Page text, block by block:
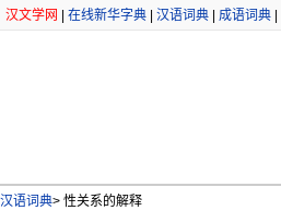
汉文学网 在线新华字典 汉语词典 成语词典
汉语词典> 性关系的解释